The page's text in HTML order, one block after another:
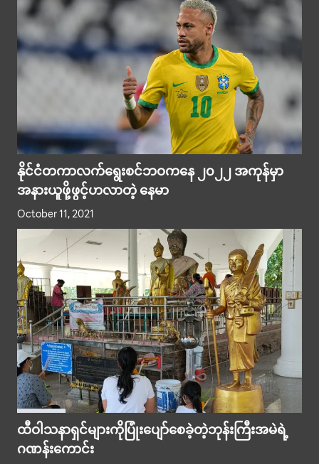
နိုင်ငံတကာလက်ရွေးစင်ဘဝကနေ ၂၀၂၂ အကုန်မှာ
အနားယူဖို့ဖွင့်ဟလာတဲ့ နေမာ
October 11, 2021
ထီဝါသနာရှင်များကိုပြုံးပျော်စေခဲ့တဲ့ဘုန်းကြီးအမဲရဲ့
ဂဏန်းကောင်း